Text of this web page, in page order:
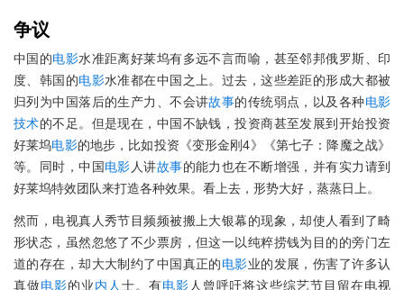
争议
中国的电影水准距离好莱坞有多远不言而喻，甚至邻邦俄罗斯、印
度、韩国的电影水准都在中国之上。过去，这些差距的形成大都被
归列为中国落后的生产力、不会讲故事的传统弱点，以及各种电影
技术的不足。但是现在，中国不缺钱，投资商甚至发展到开始投资
好莱坞电影的地步，比如投资《变形金刚4》《第七子：降魔之战》
等。同时，中国电影 人讲故事的能力也在不断增强，并有实力请到
好莱坞特效团队来打造各种效果。看上去，形势大好，蒸蒸日上。
然而，电视真人秀节目频频被搬上大银幕的现象，却使人看到了畸
形状态，虽然忽悠了不少票房，但这一以纯粹捞钱为目的的旁门左
道的存在，却大大制约了中国真正的电影业的发展，伤害了许多认
真做电影的业内人 士。有电影 人曾呼吁将这些综艺节目留在电视